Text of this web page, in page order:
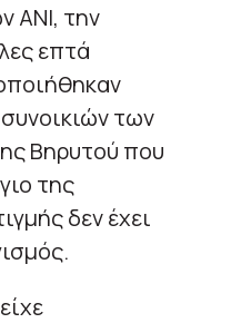
ANI, την
επτά
των
Βηρυτού που
της
δεν έχει